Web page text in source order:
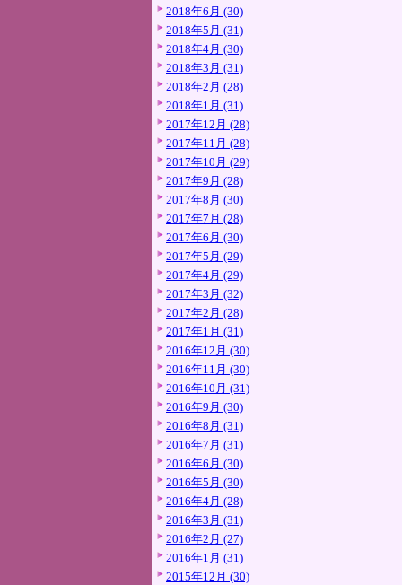
2018年6月 (30)
2018年5月 (31)
2018年4月 (30)
2018年3月 (31)
2018年2月 (28)
2018年1月 (31)
2017年12月 (28)
2017年11月 (28)
2017年10月 (29)
2017年9月 (28)
2017年8月 (30)
2017年7月 (28)
2017年6月 (30)
2017年5月 (29)
2017年4月 (29)
2017年3月 (32)
2017年2月 (28)
2017年1月 (31)
2016年12月 (30)
2016年11月 (30)
2016年10月 (31)
2016年9月 (30)
2016年8月 (31)
2016年7月 (31)
2016年6月 (30)
2016年5月 (30)
2016年4月 (28)
2016年3月 (31)
2016年2月 (27)
2016年1月 (31)
2015年12月 (30)